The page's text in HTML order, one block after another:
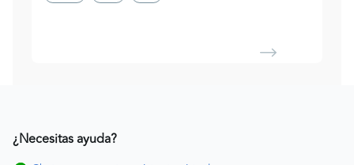
¿Necesitas ayuda?